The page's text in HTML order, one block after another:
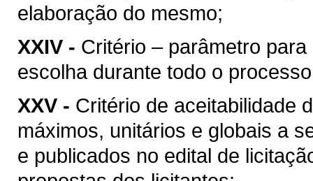
elaboração do mesmo;
XXIV - Critério – parâmetro
escolha durante todo o
XXV - Critério de aceitabilidade
máximos, unitários e globais a
e publicados no edital de